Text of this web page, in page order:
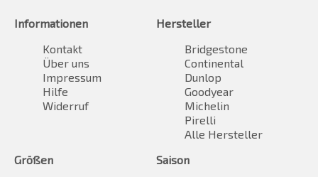
Informationen
Kontakt
Über uns
Impressum
Hilfe
Widerruf
Hersteller
Bridgestone
Continental
Dunlop
Goodyear
Michelin
Pirelli
Alle Hersteller
Größen
Saison